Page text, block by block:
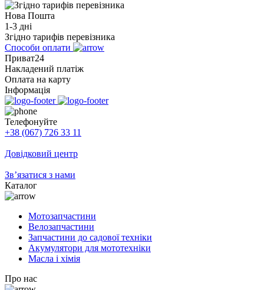
Нова Пошта
1-3 дні
Згідно тарифів перевізника
Способи оплати
Приват24
Накладений платіж
Оплата на карту
Інформація
Телефонуйте
+38 (067) 726 33 11
Довідковий центр
Зв’язатися з нами
Каталог
Мотозапчастини
Велозапчастини
Запчастини до садової техніки
Акумулятори для мототехніки
Масла і хімія
Про нас